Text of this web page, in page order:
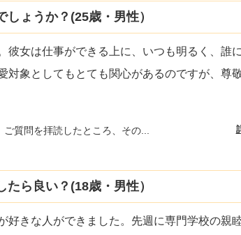
ょうか？(25歳・男性）
彼女は仕事ができる上に、いつも明るく、誰
対象としてもとても関心があるのですが、尊敬
ご質問を拝読したところ、その...
ら良い？(18歳・男性）
きな人ができました。先週に専門学校の親睦